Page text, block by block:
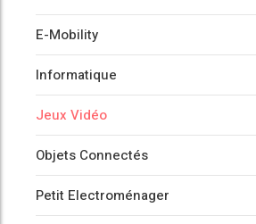
E-Mobility
Informatique
Jeux Vidéo
Objets Connectés
Petit Electroménager